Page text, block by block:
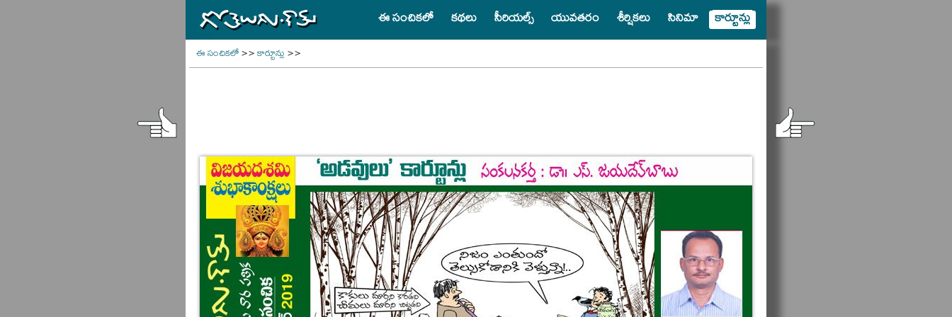
ఈ సంచికలో కథలు సీరియల్స్ యువతరం శీర్షికలు సినిమా కార్టూన్లు
ఈ సంచికలో>>కార్టూన్లు>>